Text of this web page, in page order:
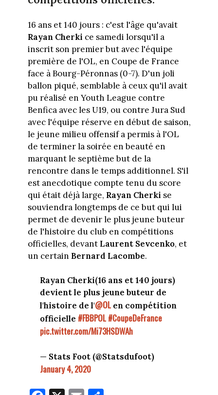
16 ans et 140 jours : c'est l'âge qu'avait
Rayan Cherki ce samedi lorsqu'il a
inscrit son premier but avec l'équipe
première de l'OL, en Coupe de France
face à Bourg-Péronnas (0-7). D'un joli
ballon piqué, semblable à ceux qu'il avait
pu réalisé en Youth League contre
Benfica avec les U19, ou contre Jura Sud
avec l'équipe réserve en début de saison,
le jeune milieu offensif a permis à l'OL
de terminer la soirée en beauté en
marquant le septième but de la
rencontre dans le temps additionnel. S'il
est anecdotique compte tenu du score
qui était déjà large, Rayan Cherki se
souviendra longtemps de ce but qui lui
permet de devenir le plus jeune buteur
de l'histoire du club en compétitions
officielles, devant Laurent Sevcenko, et
un certain Bernard Lacombe.
Rayan Cherki(16 ans et 140 jours)
devient le plus jeune buteur de
l'histoire de l'@OL en compétition
officielle #FBBPOL #CoupeDeFrance
pic.twitter.com/Mi73HSDWAh
— Stats Foot (@Statsdufoot)
January 4, 2020